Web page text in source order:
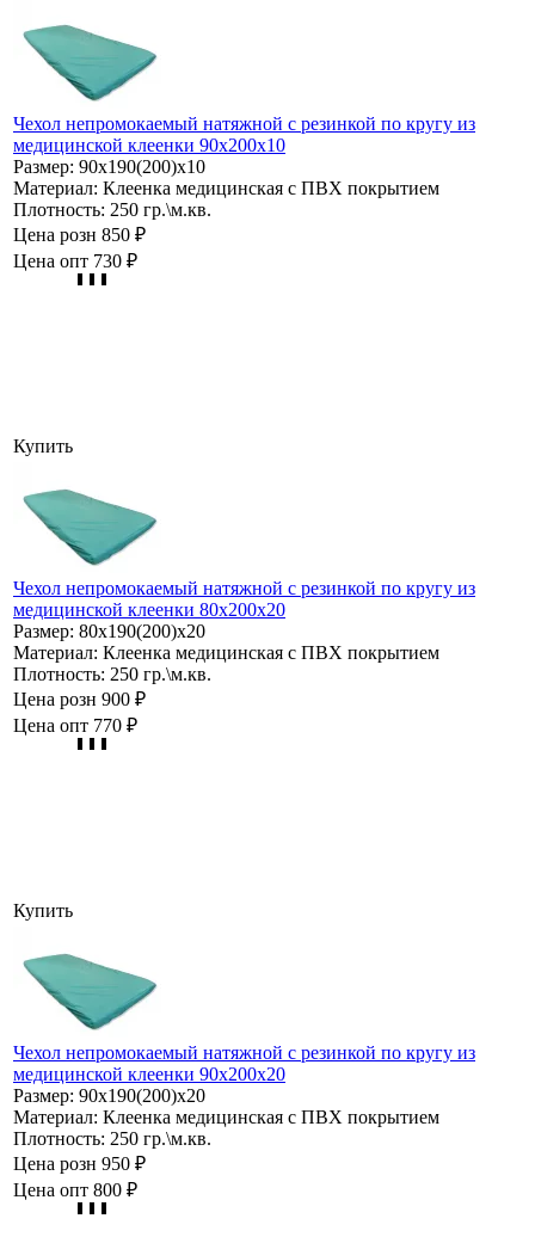
Чехол непромокаемый натяжной с резинкой по кругу из
медицинской клеенки 90х200х10
Размер: 90х190(200)х10
Материал: Клеенка медицинская с ПВХ покрытием
Плотность: 250 гр.\м.кв.
Цена розн 850 ₽
Цена опт 730 ₽
Купить
Чехол непромокаемый натяжной с резинкой по кругу из
медицинской клеенки 80х200х20
Размер: 80х190(200)х20
Материал: Клеенка медицинская с ПВХ покрытием
Плотность: 250 гр.\м.кв.
Цена розн 900 ₽
Цена опт 770 ₽
Купить
Чехол непромокаемый натяжной с резинкой по кругу из
медицинской клеенки 90х200х20
Размер: 90х190(200)х20
Материал: Клеенка медицинская с ПВХ покрытием
Плотность: 250 гр.\м.кв.
Цена розн 950 ₽
Цена опт 800 ₽